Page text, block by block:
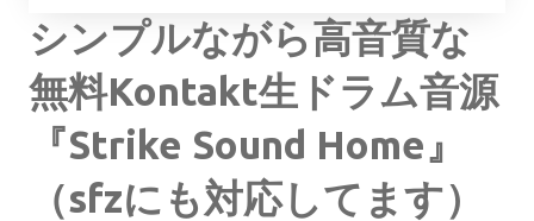
シンプルながら高音質な
無料Kontakt生ドラム音源
『Strike Sound Home』
（sfzにも対応してます）